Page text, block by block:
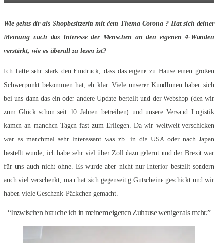
Wie gehts dir als Shopbesitzerin mit dem Thema Corona ? Hat sich deiner
Meinung nach das Interesse der Menschen an den eigenen 4-Wänden
verstärkt, wie es überall zu lesen ist?
Ich hatte sehr stark den Eindruck, dass das eigene zu Hause einen großen
Schwerpunkt bekommen hat, eh klar. Viele unserer KundInnen haben sich
bei uns dann das ein oder andere Update bestellt und der Webshop (den wir
zum Glück schon seit 10 Jahren betreiben) und unsere Versand Logistik
kamen an manchen Tagen fast zum Erliegen. Da wir weltweit verschicken
war es manchmal sehr interessant was zb. in die USA oder nach Japan
bestellt wurde, ich habe sehr viel über Zoll dazu gelernt und der Brexit war
für uns auch nicht ohne. Es wurde aber nicht nur Interior bestellt sondern
auch viel verschenkt, man hat sich gegenseitig Gutscheine geschickt und wir
haben viele Geschenk-Päckchen gemacht.
“Inzwischen brauche ich in meinem eigenen Zuhause weniger als mehr.”